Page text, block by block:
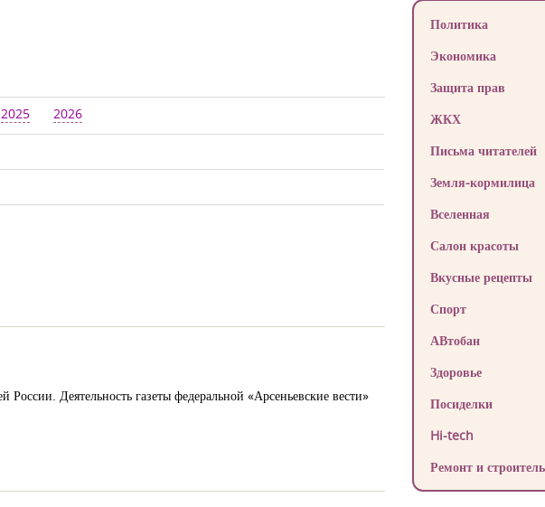
2025 2026
Деятельность газеты федеральной «Арсеньевские вести»
Политика
Экономика
Защита прав
ЖКХ
Письма читателей
Земля-кормилица
Вселенная
Салон красоты
Вкусные рецепты
Спорт
АВтобан
Здоровье
Посиделки
Hi-tech
Ремонт и